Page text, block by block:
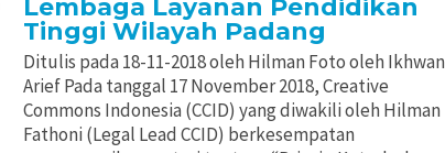
Lembaga Layanan Pendidikan
Tinggi Wilayah Padang
Ditulis pada 18-11-2018 oleh Hilman Foto oleh Ikhwan
Arief Pada tanggal 17 November 2018, Creative
Commons Indonesia (CCID) yang diwakili oleh Hilman
Fathoni (Legal Lead CCID) berkesempatan